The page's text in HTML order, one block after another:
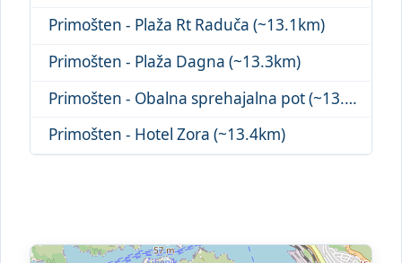
Primošten - Plaža Rt Raduča (~13.1km)
Primošten - Plaža Dagna (~13.3km)
Primošten - Obalna sprehajalna pot (~13.4km)
Primošten - Hotel Zora (~13.4km)